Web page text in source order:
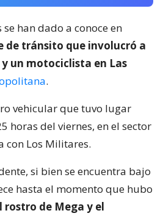
han dado a conoce en
de tránsito que involucró a
un motociclista en Las
.
vehicular que tuvo lugar
horas del viernes, en el sector
con Los Militares.
si bien se encuentra bajo
hasta el momento que hubo
rostro de Mega y el